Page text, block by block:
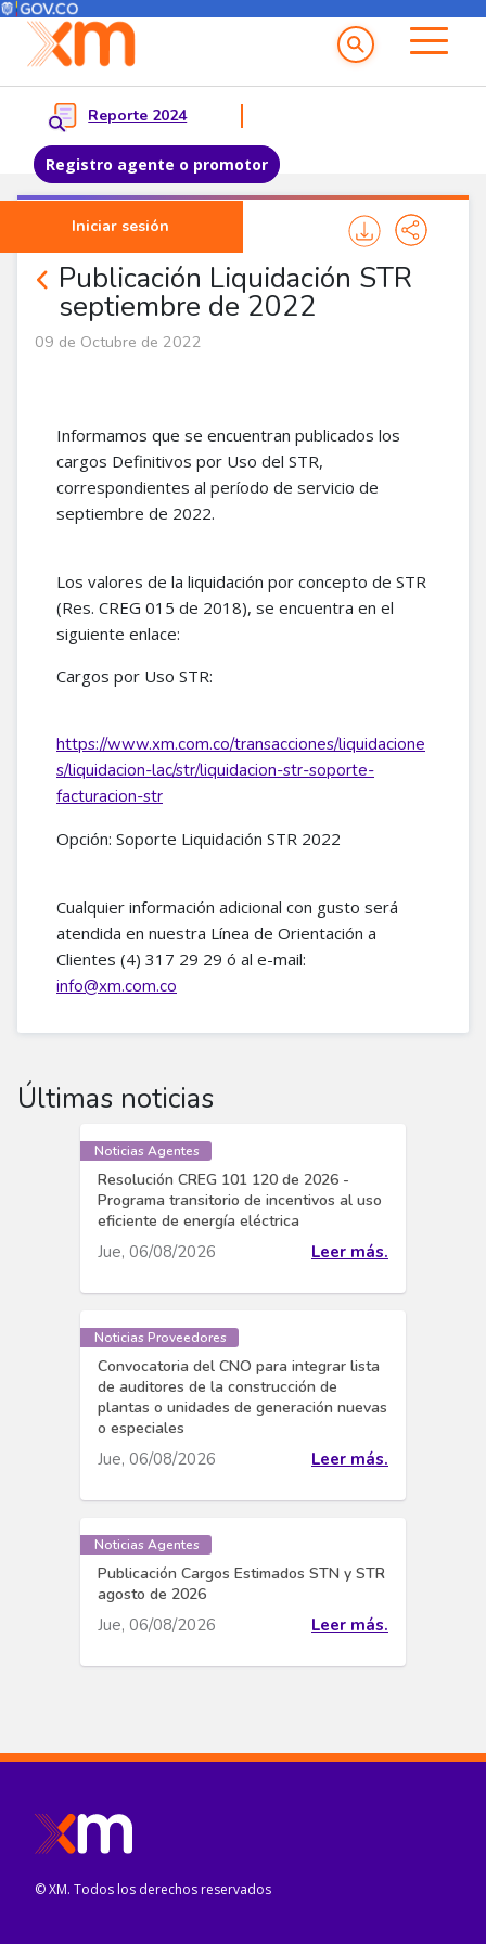
Pasar al contenido principal
Menú del Usuario
Reporte 2024
Registro agente o promotor
Iniciar sesión
Menu principal
Publicación Liquidación STR
septiembre de 2022
Noticias Agentes
09 de Octubre de 2022
Informamos que se encuentran publicados los
cargos Definitivos por Uso del STR,
correspondientes al período de servicio de
septiembre de 2022.
Los valores de la liquidación por concepto de STR
(Res. CREG 015 de 2018), se encuentra en el
siguiente enlace:
Cargos por Uso STR:
https://www.xm.com.co/transacciones/liquidacione
s/liquidacion-lac/str/liquidacion-str-soporte-
facturacion-str
Opción: Soporte Liquidación STR 2022
Cualquier información adicional con gusto será
atendida en nuestra Línea de Orientación a
Clientes (4) 317 29 29 ó al e-mail:
info@xm.com.co
Últimas noticias
Noticias Agentes
Resolución CREG 101 120 de 2026 -
Programa transitorio de incentivos al uso
eficiente de energía eléctrica
Jue, 06/08/2026 Leer más.
Noticias Proveedores
Convocatoria del CNO para integrar lista
de auditores de la construcción de
plantas o unidades de generación nuevas
o especiales
Jue, 06/08/2026 Leer más.
Noticias Agentes
Publicación Cargos Estimados STN y STR
agosto de 2026
Jue, 06/08/2026 Leer más.
© XM. Todos los derechos reservados